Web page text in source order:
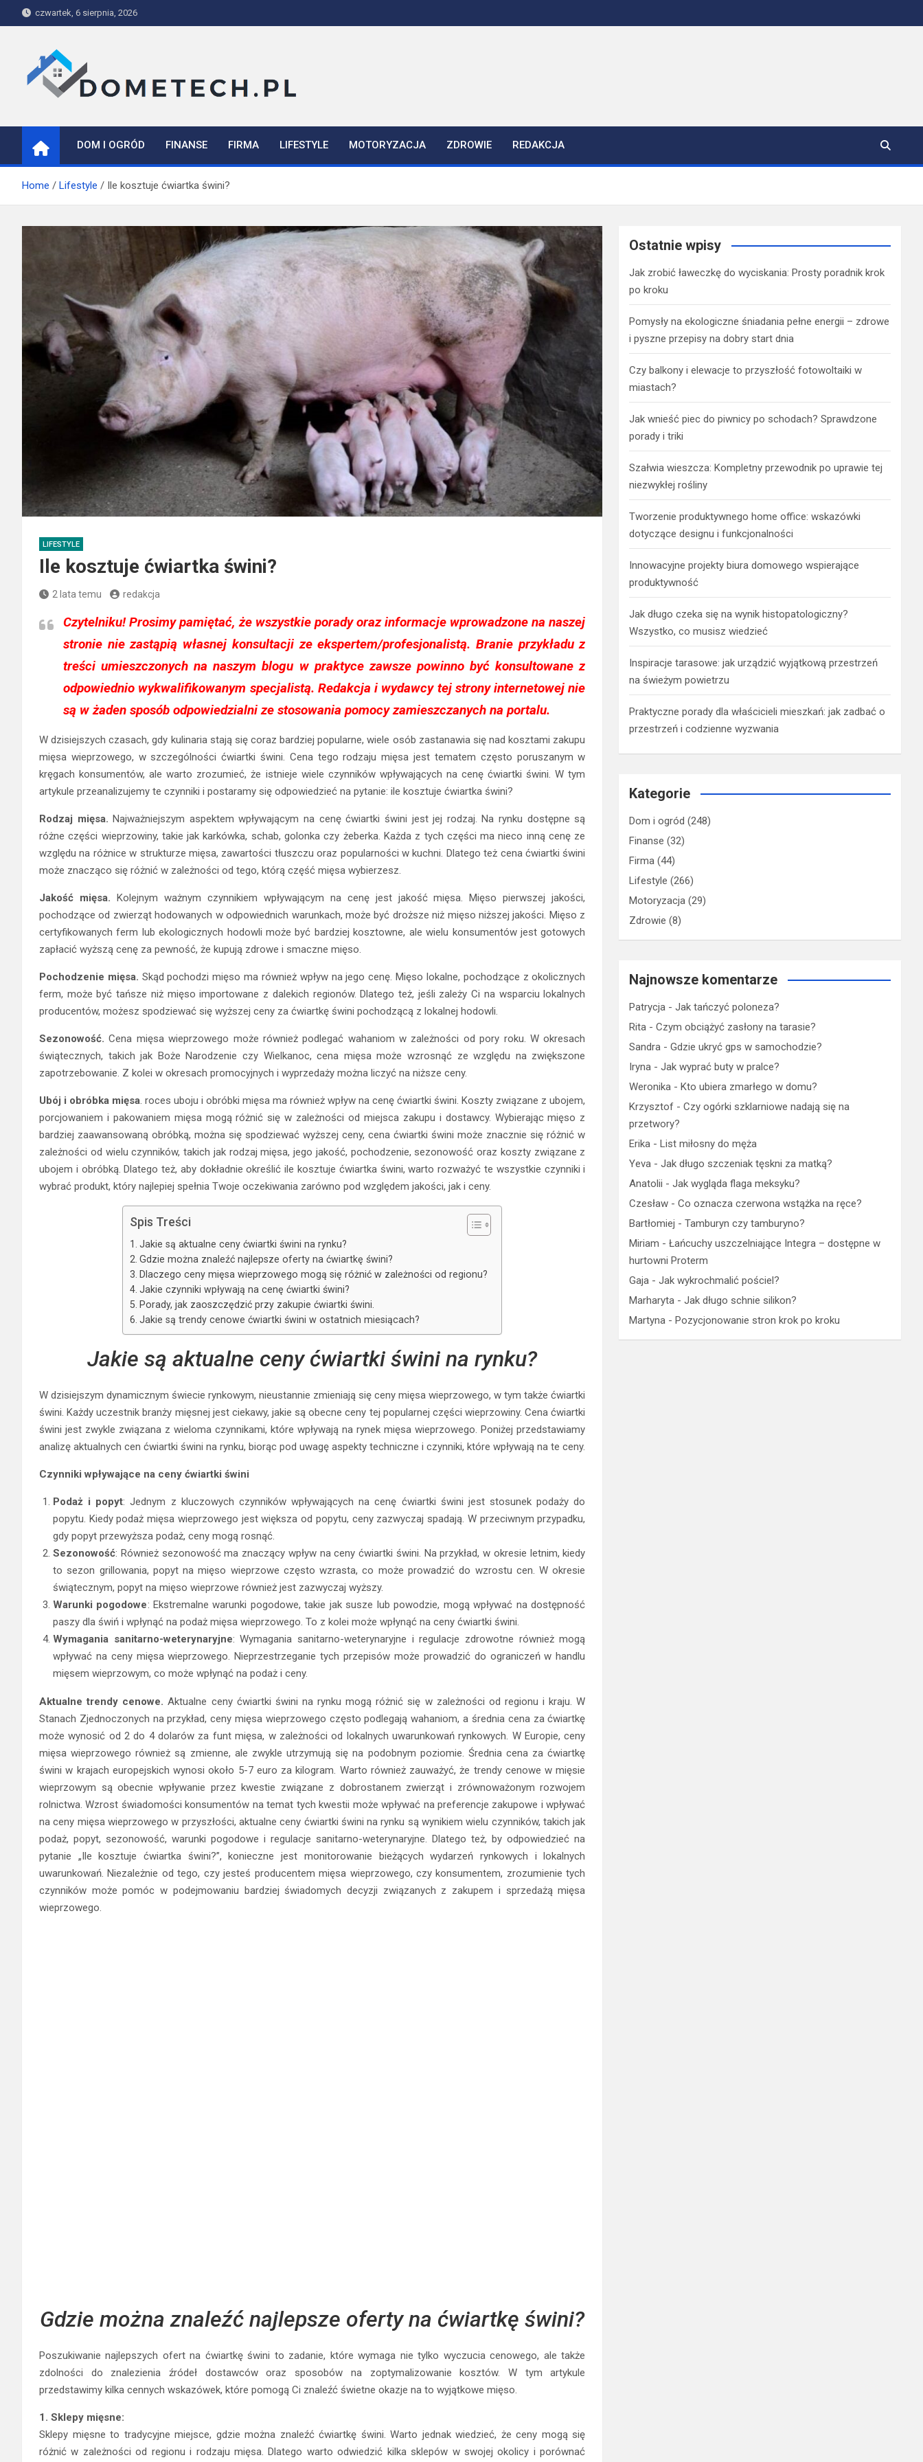
to
czwartek, 6 sierpnia, 2026
Dometech
DOM I OGRÓD FINANSE FIRMA LIFESTYLE MOTORYZACJA ZDROWIE REDAKCJA
Home Lifestyle Ile kosztuje ćwiartka świni?
LIFESTYLE
Ile kosztuje ćwiartka świni?
2 lata temu redakcja
Czytelniku!Prosimy pamiętać, że wszystkie porady oraz informacje wprowadzone na naszej
stronie nie zastąpią własnej konsultacji ze ekspertem/profesjonalistą. Branie przykładu z
treści umieszczonych na naszym blogu w praktyce zawsze powinno być konsultowane z
odpowiednio wykwalifikowanym specjalistą. Redakcja i wydawcy tej strony internetowej nie
są w żaden sposób odpowiedzialni ze stosowania pomocy zamieszczanych na portalu.
W dzisiejszych czasach, gdy kulinaria stają się coraz bardziej popularne, wiele osób zastanawia się nad kosztami zakupu
mięsa wieprzowego, w szczególności ćwiartki świni. Cena tego rodzaju mięsa jest tematem często poruszanym w
kręgach konsumentów, ale warto zrozumieć, że istnieje wiele czynników wpływających na cenę ćwiartki świni. W tym
artykule przeanalizujemy te czynniki i postaramy się odpowiedzieć na pytanie: ile kosztuje ćwiartka świni?
Rodzaj mięsa.Najważniejszym aspektem wpływającym na cenę ćwiartki świni jest jej rodzaj. Na rynku dostępne są
różne części wieprzowiny, takie jak karkówka, schab, golonka czy żeberka. Każda z tych części ma nieco inną cenę ze
względu na różnice w strukturze mięsa, zawartości tłuszczu oraz popularności w kuchni. Dlatego też cena ćwiartki świni
może znacząco się różnić w zależności od tego, którą część mięsa wybierzesz.
Jakość mięsa. Kolejnym ważnym czynnikiem wpływającym na cenę jest jakość mięsa. Mięso pierwszej jakości,
pochodzące od zwierząt hodowanych w odpowiednich warunkach, może być droższe niż mięso niższej jakości. Mięso z
certyfikowanych ferm lub ekologicznych hodowli może być bardziej kosztowne, ale wielu konsumentów jest gotowych
zapłacić wyższą cenę za pewność, że kupują zdrowe i smaczne mięso.
Pochodzenie mięsa. Skąd pochodzi mięso ma również wpływ na jego cenę. Mięso lokalne, pochodzące z okolicznych
ferm, może być tańsze niż mięso importowane z dalekich regionów. Dlatego też, jeśli zależy Ci na wsparciu lokalnych
producentów, możesz spodziewać się wyższej ceny za ćwiartkę świni pochodzącą z lokalnej hodowli.
Sezonowość.Cena mięsa wieprzowego może również podlegać wahaniom w zależności od pory roku. W okresach
świątecznych, takich jak Boże Narodzenie czy Wielkanoc, cena mięsa może wzrosnąć ze względu na zwiększone
zapotrzebowanie. Z kolei w okresach promocyjnych i wyprzedaży można liczyć na niższe ceny.
Ubój i obróbka mięsa. roces uboju i obróbki mięsa ma również wpływ na cenę ćwiartki świni. Koszty związane z ubojem,
porcjowaniem i pakowaniem mięsa mogą różnić się w zależności od miejsca zakupu i dostawcy. Wybierając mięso z
bardziej zaawansowaną obróbką, można się spodziewać wyższej ceny, cena ćwiartki świni może znacznie się różnić w
zależności od wielu czynników, takich jak rodzaj mięsa, jego jakość, pochodzenie, sezonowość oraz koszty związane z
ubojem i obróbką. Dlatego też, aby dokładnie określić ile kosztuje ćwiartka świni, warto rozważyć te wszystkie czynniki i
wybrać produkt, który najlepiej spełnia Twoje oczekiwania zarówno pod względem jakości, jak i ceny.
Spis Treści
Jakie są aktualne ceny ćwiartki świni na rynku?
Gdzie można znaleźć najlepsze oferty na ćwiartkę świni?
Dlaczego ceny mięsa wieprzowego mogą się różnić w zależności od regionu?
Jakie czynniki wpływają na cenę ćwiartki świni?
Porady, jak zaoszczędzić przy zakupie ćwiartki świni.
Jakie są trendy cenowe ćwiartki świni w ostatnich miesiącach?
Jakie są aktualne ceny ćwiartki świni na rynku?
W dzisiejszym dynamicznym świecie rynkowym, nieustannie zmieniają się ceny mięsa wieprzowego, w tym także ćwiartki
świni. Każdy uczestnik branży mięsnej jest ciekawy, jakie są obecne ceny tej popularnej części wieprzowiny. Cena ćwiartki
świni jest zwykle związana z wieloma czynnikami, które wpływają na rynek mięsa wieprzowego. Poniżej przedstawiamy
analizę aktualnych cen ćwiartki świni na rynku, biorąc pod uwagę aspekty techniczne i czynniki, które wpływają na te ceny.
Czynniki wpływające na ceny ćwiartki świni
Podaż i popyt: Jednym z kluczowych czynników wpływających na cenę ćwiartki świni jest stosunek podaży do
popytu. Kiedy podaż mięsa wieprzowego jest większa od popytu, ceny zazwyczaj spadają. W przeciwnym przypadku,
gdy popyt przewyższa podaż, ceny mogą rosnąć.
Sezonowość: Również sezonowość ma znaczący wpływ na ceny ćwiartki świni. Na przykład, w okresie letnim, kiedy
to sezon grillowania, popyt na mięso wieprzowe często wzrasta, co może prowadzić do wzrostu cen. W okresie
świątecznym, popyt na mięso wieprzowe również jest zazwyczaj wyższy.
Warunki pogodowe: Ekstremalne warunki pogodowe, takie jak susze lub powodzie, mogą wpływać na dostępność
paszy dla świń i wpłynąć na podaż mięsa wieprzowego. To z kolei może wpłynąć na ceny ćwiartki świni.
Wymagania sanitarno-weterynaryjne: Wymagania sanitarno-weterynaryjne i regulacje zdrowotne również mogą
wpływać na ceny mięsa wieprzowego. Nieprzestrzeganie tych przepisów może prowadzić do ograniczeń w handlu
mięsem wieprzowym, co może wpłynąć na podaż i ceny.
Aktualne trendy cenowe.Aktualne ceny ćwiartki świni na rynku mogą różnić się w zależności od regionu i kraju. W
Stanach Zjednoczonych na przykład, ceny mięsa wieprzowego często podlegają wahaniom, a średnia cena za ćwiartkę
może wynosić od 2 do 4 dolarów za funt mięsa, w zależności od lokalnych uwarunkowań rynkowych. W Europie, ceny
mięsa wieprzowego również są zmienne, ale zwykle utrzymują się na podobnym poziomie. Średnia cena za ćwiartkę
świni w krajach europejskich wynosi około 5-7 euro za kilogram. Warto również zauważyć, że trendy cenowe w mięsie
wieprzowym są obecnie wpływanie przez kwestie związane z dobrostanem zwierząt i zrównoważonym rozwojem
rolnictwa. Wzrost świadomości konsumentów na temat tych kwestii może wpływać na preferencje zakupowe i wpływać
na ceny mięsa wieprzowego w przyszłości, aktualne ceny ćwiartki świni na rynku są wynikiem wielu czynników, takich jak
podaż, popyt, sezonowość, warunki pogodowe i regulacje sanitarno-weterynaryjne. Dlatego też, by odpowiedzieć na
pytanie „Ile kosztuje ćwiartka świni?”, konieczne jest monitorowanie bieżących wydarzeń rynkowych i lokalnych
uwarunkowań. Niezależnie od tego, czy jesteś producentem mięsa wieprzowego, czy konsumentem, zrozumienie tych
czynników może pomóc w podejmowaniu bardziej świadomych decyzji związanych z zakupem i sprzedażą mięsa
wieprzowego.
Gdzie można znaleźć najlepsze oferty na ćwiartkę świni?
Poszukiwanie najlepszych ofert na ćwiartkę świni to zadanie, które wymaga nie tylko wyczucia cenowego, ale także
zdolności do znalezienia źródeł dostawców oraz sposobów na zoptymalizowanie kosztów. W tym artykule
przedstawimy kilka cennych wskazówek, które pomogą Ci znaleźć świetne okazje na to wyjątkowe mięso.
1. Sklepy mięsne:
Sklepy mięsne to tradycyjne miejsce, gdzie można znaleźć ćwiartkę świni. Warto jednak wiedzieć, że ceny mogą się
różnić w zależności od regionu i rodzaju mięsa. Dlatego warto odwiedzić kilka sklepów w swojej okolicy i porównać
Ostatnie wpisy
Jak zrobić ławeczkę do wyciskania: Prosty poradnik krok
po kroku
Pomysły na ekologiczne śniadania pełne energii – zdrowe
i pyszne przepisy na dobry start dnia
Czy balkony i elewacje to przyszłość fotowoltaiki w
miastach?
Jak wnieść piec do piwnicy po schodach? Sprawdzone
porady i triki
Szałwia wieszcza: Kompletny przewodnik po uprawie tej
niezwykłej rośliny
Tworzenie produktywnego home office: wskazówki
dotyczące designu i funkcjonalności
Innowacyjne projekty biura domowego wspierające
produktywność
Jak długo czeka się na wynik histopatologiczny?
Wszystko, co musisz wiedzieć
Inspiracje tarasowe: jak urządzić wyjątkową przestrzeń
na świeżym powietrzu
Praktyczne porady dla właścicieli mieszkań: jak zadbać o
przestrzeń i codzienne wyzwania
Kategorie
Dom i ogród (248)
Finanse (32)
Firma (44)
Lifestyle (266)
Motoryzacja (29)
Zdrowie (8)
Najnowsze komentarze
Patrycja -Jak tańczyć poloneza?
Rita -Czym obciążyć zasłony na tarasie?
Sandra -Gdzie ukryć gps w samochodzie?
Iryna -Jak wyprać buty w pralce?
Weronika - Kto ubiera zmarłego w domu?
Krzysztof -Czy ogórki szklarniowe nadają się na
przetwory?
Erika - List miłosny do męża
Yeva -Jak długo szczeniak tęskni za matką?
Anatolii -Jak wygląda flaga meksyku?
Czesław -Co oznacza czerwona wstążka na ręce?
Bartłomiej -Tamburyn czy tamburyno?
Miriam -Łańcuchy uszczelniające Integra – dostępne w
hurtowni Proterm
Gaja -Jak wykrochmalić pościel?
Marharyta -Jak długo schnie silikon?
Martyna - Pozycjonowanie stron krok po kroku